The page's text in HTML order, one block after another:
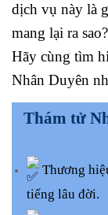
dịch vụ này là
mang lại ra
Hãy cùng tìm
Nhân Duyên
Thám tử
Thương
tiếng lâu đời.